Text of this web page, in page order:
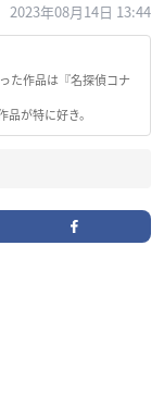
2023年08月14日 13:44
た作品は『名探偵コナ
が特に好き。